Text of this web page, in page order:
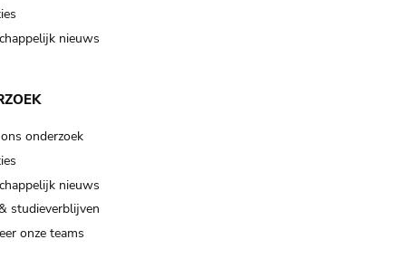
nieuws
onderzoek
nieuws
studieverblijven
onze teams